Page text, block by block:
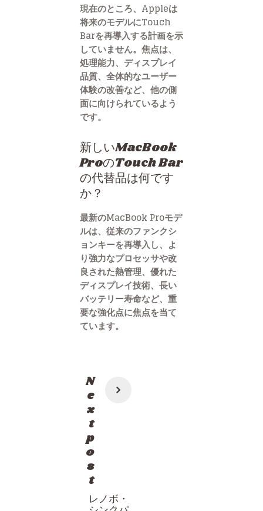
現在のところ、Appleは
将来のモデルにTouch
Barを再導入する計画を示
していません。焦点は、
処理能力、ディスプレイ
品質、全体的なユーザー
体験の改善など、他の側
面に向けられているよう
です。
新しいMacBook
ProのTouch Bar
の代替品は何です
か？
最新のMacBook Proモデ
ルは、従来のファンクシ
ョンキーを再導入し、よ
り強力なプロセッサや改
良された熱管理、優れた
ディスプレイ技術、長い
バッテリー寿命など、重
要な強化点に焦点を当て
ています。
投
稿
ナ
ビ
ゲ
ー
シ
ョ
N
e
x
t
p
o
s
t
レノボ・